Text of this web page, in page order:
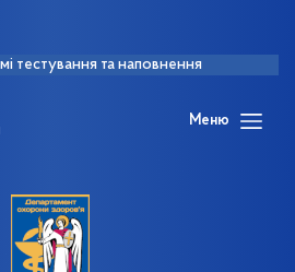
тестування та наповнення
Меню